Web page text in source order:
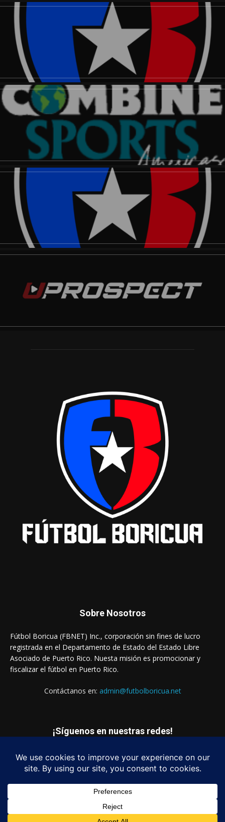
Sobre Nosotros
Fútbol Boricua (FBNET) Inc., corporación sin fines de lucro
registrada en el Departamento de Estado del Estado Libre
Asociado de Puerto Rico. Nuesta misión es promocionar y
fiscalizar el fútbol en Puerto Rico.
Contáctanos en: admin@futbolboricua.net
¡Síguenos en nuestras redes!
© Copyright 2023 - Fútbol Boricua (FBNET) Inc.